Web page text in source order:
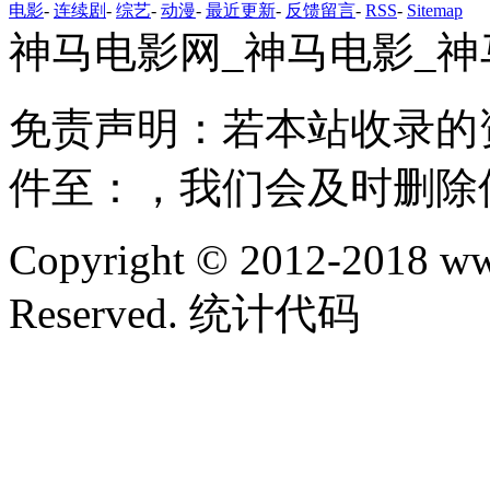
电影- 连续剧- 综艺- 动漫- 最近更新- 反馈留言- RSS- Sitemap
神马电影网_神马电影_
免责声明：若本站收录
件至：，我们会及时删
Copyright © 2012-2018
Reserved. 统计代码